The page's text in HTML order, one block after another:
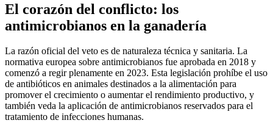
El corazón del conflicto: los
antimicrobianos en la ganadería
La razón oficial del veto es de naturaleza técnica y sanitaria. La
normativa europea sobre antimicrobianos fue aprobada en 2018 y
comenzó a regir plenamente en 2023. Esta legislación prohíbe el uso
de antibióticos en animales destinados a la alimentación para
promover el crecimiento o aumentar el rendimiento productivo, y
también veda la aplicación de antimicrobianos reservados para el
tratamiento de infecciones humanas.